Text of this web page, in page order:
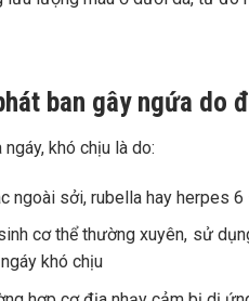
ban gây ngứa do
khó chịu là do:
sởi, rubella hay herpes
cơ thể thường xuyên, sử
khó chịu